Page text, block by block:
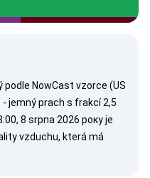
podle NowCast vzorce (US
jemný prach s frakcí 2,5
8 srpna 2026 року je
vzduchu, která má